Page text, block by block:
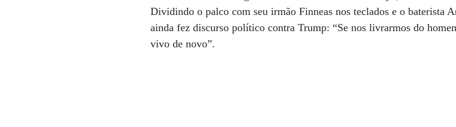
Dividindo o palco com seu irmão Finneas nos teclados e o baterista
ainda fez discurso político contra Trump: “Se nos livrarmos do
vivo de novo”.